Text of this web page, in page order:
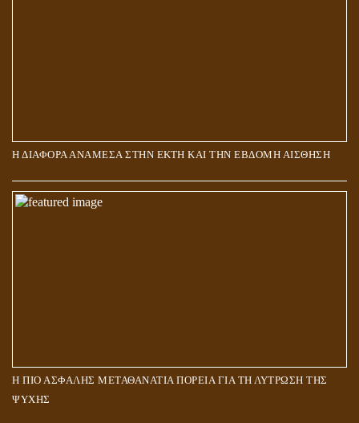
Η ΔΙΑΦΟΡΑ ΑΝΑΜΕΣΑ ΣΤΗΝ ΕΚΤΗ ΚΑΙ ΤΗΝ ΕΒΔΟΜΗ ΑΙΣΘΗΣΗ
Η ΠΙΟ ΑΣΦΑΛΗΣ ΜΕΤΑΘΑΝΑΤΙΑ ΠΟΡΕΙΑ ΓΙΑ ΤΗ ΛΥΤΡΩΣΗ ΤΗΣ
ΨΥΧΗΣ